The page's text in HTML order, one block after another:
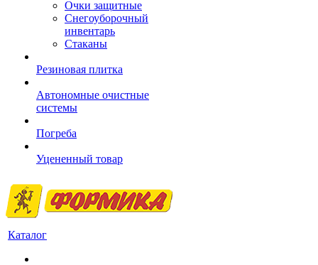
Очки защитные
Снегоуборочный
инвентарь
Стаканы
Резиновая плитка
Автономные очистные
системы
Погреба
Уцененный товар
Каталог